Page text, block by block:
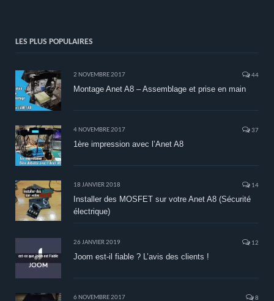
LES PLUS POPULAIRES
2 NOVEMBRE 2017 44
Montage Anet A8 – Assemblage et prise en main
4 NOVEMBRE 2017 37
1ère impression avec l’Anet A8
18 JANVIER 2018 14
Installer des MOSFET sur votre Anet A8 (Sécurité
électrique)
26 JANVIER 2019 12
Joom est-il fiable ? L’avis des clients !
6 NOVEMBRE 2017 8